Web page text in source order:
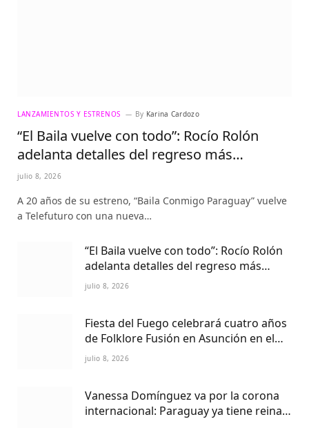
LANZAMIENTOS Y ESTRENOS By Karina Cardozo
“El Baila vuelve con todo”: Rocío Rolón
adelanta detalles del regreso más
esperado de la televisión paraguaya
julio 8, 2026
A 20 años de su estreno, “Baila Conmigo Paraguay” vuelve
a Telefuturo con una nueva…
“El Baila vuelve con todo”: Rocío Rolón
adelanta detalles del regreso más
esperado de la televisión paraguaya
julio 8, 2026
Fiesta del Fuego celebrará cuatro años
de Folklore Fusión en Asunción en el
Centro Cultural del Puerto
julio 8, 2026
Vanessa Domínguez va por la corona
internacional: Paraguay ya tiene reina